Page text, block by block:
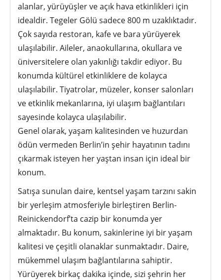
alanlar, yürüyüşler ve açık hava etkinlikleri için
idealdir. Tegeler Gölü sadece 800 m uzaklıktadır.
Çok sayıda restoran, kafe ve bara yürüyerek
ulaşılabilir. Aileler, anaokullarına, okullara ve
üniversitelere olan yakınlığı takdir ediyor. Bu
konumda kültürel etkinliklere de kolayca
ulaşılabilir. Tiyatrolar, müzeler, konser salonları
ve etkinlik mekanlarına, iyi ulaşım bağlantıları
sayesinde kolayca ulaşılabilir.
Genel olarak, yaşam kalitesinden ve huzurdan
ödün vermeden Berlin’in şehir hayatının tadını
çıkarmak isteyen her yaştan insan için ideal bir
konum.
Satışa sunulan daire, kentsel yaşam tarzını sakin
bir yerleşim atmosferiyle birleştiren Berlin-
Reinickendorf’ta cazip bir konumda yer
almaktadır. Bu konum, sakinlerine iyi bir yaşam
kalitesi ve çeşitli olanaklar sunmaktadır. Daire,
mükemmel ulaşım bağlantılarına sahiptir.
Yürüyerek birkaç dakika içinde, sizi şehrin her